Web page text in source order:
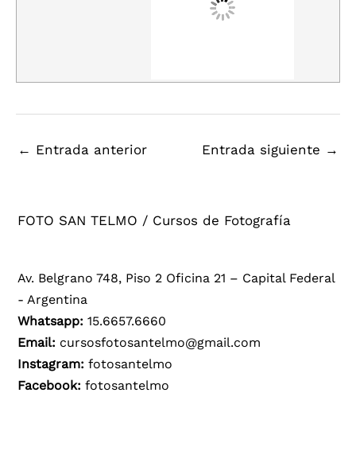
← Entrada anterior Entrada siguiente →
FOTO SAN TELMO / Cursos de Fotografía
Av. Belgrano 748, Piso 2 Oficina 21 – Capital Federal
- Argentina
Whatsapp:15.6657.6660
Email: cursosfotosantelmo@gmail.com
Instagram: fotosantelmo
Facebook: fotosantelmo